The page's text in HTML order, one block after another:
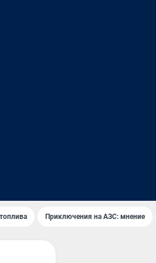
Приключения на АЗС: мнение